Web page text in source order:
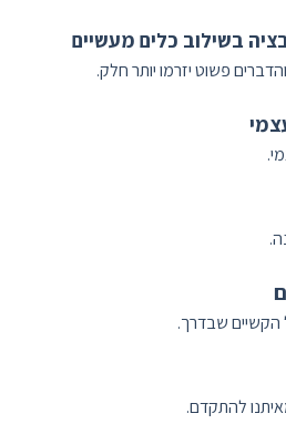
בשילוב כלים מעשיים
פשוט יזרמו יותר חלק.
שבדרך.
להתקדם.